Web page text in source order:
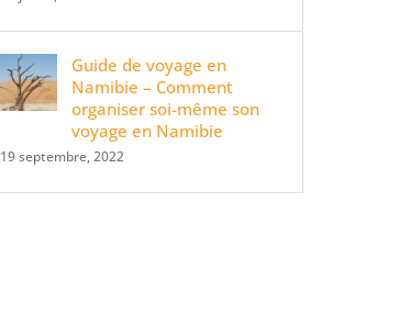
Guide de voyage en
Namibie – Comment
organiser soi-même son
voyage en Namibie
19 septembre, 2022